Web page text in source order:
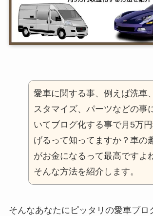
愛車に関する事、例えば洗車
スタマイズ、パーツなどの事
いてブログ化する事で月5万
げるって知ってますか？車の
がお金になるって最高ですよ
そんな方法を紹介します。
そんなあなたにピッタリの愛車ブロ